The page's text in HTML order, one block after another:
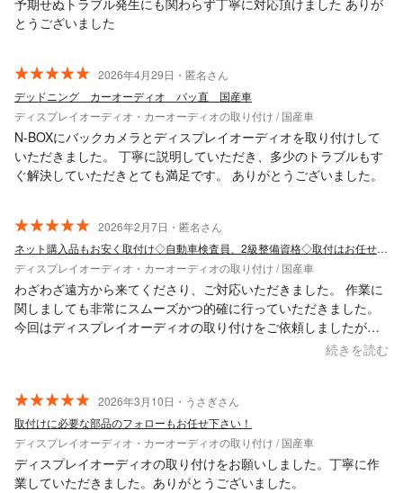
予期せぬトラブル発生にも関わらず丁寧に対応頂けました ありが
とうございました
2026年4月29日・匿名さん
デッドニング カーオーディオ バッ直 国産車
ディスプレイオーディオ・カーオーディオの取り付け / 国産車
N-BOXにバックカメラとディスプレイオーディオを取り付けして
いただきました。 丁寧に説明していただき、多少のトラブルもす
ぐ解決していただきとても満足です。 ありがとうございました。
2026年2月7日・匿名さん
ネット購入品もお安く取付け◇自動車検査員、2級整備資格◇取付はお任せ下さい★
ディスプレイオーディオ・カーオーディオの取り付け / 国産車
わざわざ遠方から来てくださり、ご対応いただきました。 作業に
関しましても非常にスムーズかつ的確に行っていただきました。
今回はディスプレイオーディオの取り付けをご依頼しましたが、
次回、何かしらカスタムする際もご依頼させていただこうと思い
続きを読む
2026年3月10日・うさぎさん
取付けに必要な部品のフォローもお任せ下さい！
ディスプレイオーディオ・カーオーディオの取り付け / 国産車
ディスプレイオーディオの取り付けをお願いしました。丁寧に作
業していただきました。ありがとうございました。